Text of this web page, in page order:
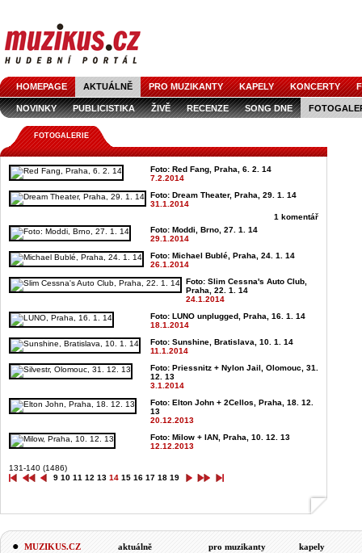
HOMEPAGE AKTUÁLNĚ PRO MUZIKANTY KAPELY KONCERTY
NOVINKY PUBLICISTIKA ŽIVĚ RECENZE SONG DNE
FOTOGALERIE
Foto: Red Fang, Praha, 6. 2. 14
7.2.2014
Foto: Dream Theater, Praha, 29. 1. 14
31.1.2014
1 komentář
Foto: Moddi, Brno, 27. 1. 14
29.1.2014
Foto: Michael Bublé, Praha, 24. 1. 14
26.1.2014
Foto: Slim Cessna's Auto Club,
Praha, 22. 1. 14
24.1.2014
Foto: LUNO unplugged, Praha, 16. 1. 14
18.1.2014
Foto: Sunshine, Bratislava, 10. 1. 14
11.1.2014
Foto: Priessnitz + Nylon Jail, Olomouc, 31.
12. 13
3.1.2014
Foto: Elton John + 2Cellos, Praha, 18. 12.
13
20.12.2013
Foto: Milow + IAN, Praha, 10. 12. 13
12.12.2013
131-140 (1486)
9 10 11 12 13 14 15 16 17 18 19
MUZIKUS.CZ
aktuálně
pro muzikanty
kapely